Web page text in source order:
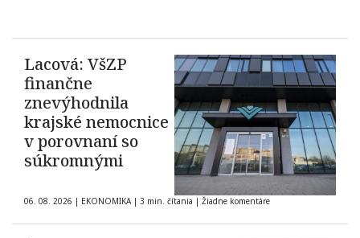
Lacová: VšZP
finančne
znevýhodnila
krajské nemocnice
v porovnaní so
súkromnými
06. 08. 2026 | EKONOMIKA | 3 min. čítania | Žiadne komentáre